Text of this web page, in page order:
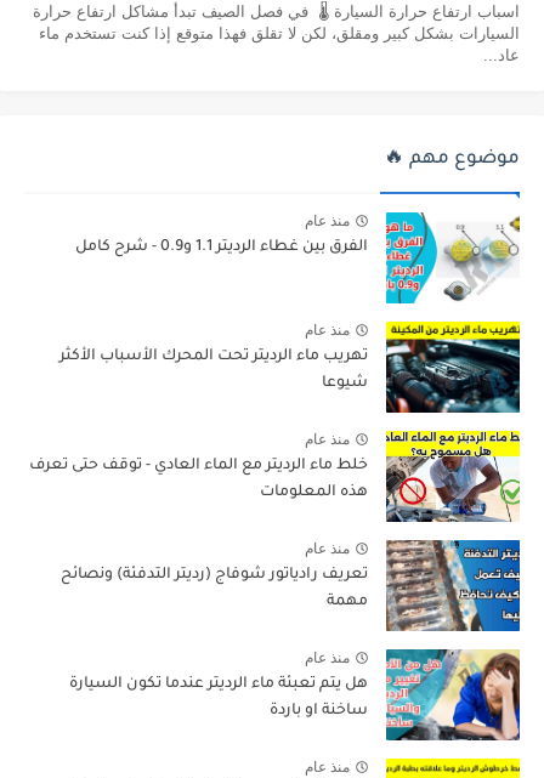
اسباب ارتفاع حرارة السيارة 🌡️ في فصل الصيف تبدأ مشاكل ارتفاع حرارة
السيارات بشكل كبير ومقلق، لكن لا تقلق فهذا متوقع إذا كنت تستخدم ماء
عاد...
موضوع مهم 🔥
منذ عام
الفرق بين غطاء الرديتر 1.1 و0.9 - شرح كامل
منذ عام
تهريب ماء الرديتر تحت المحرك الأسباب الأكثر
شيوعا
منذ عام
خلط ماء الرديتر مع الماء العادي - توقف حتى تعرف
هذه المعلومات
منذ عام
تعريف رادياتور شوفاج (رديتر التدفئة) ونصائح
مهمة
منذ عام
هل يتم تعبئة ماء الرديتر عندما تكون السيارة
ساخنة او باردة
منذ عام